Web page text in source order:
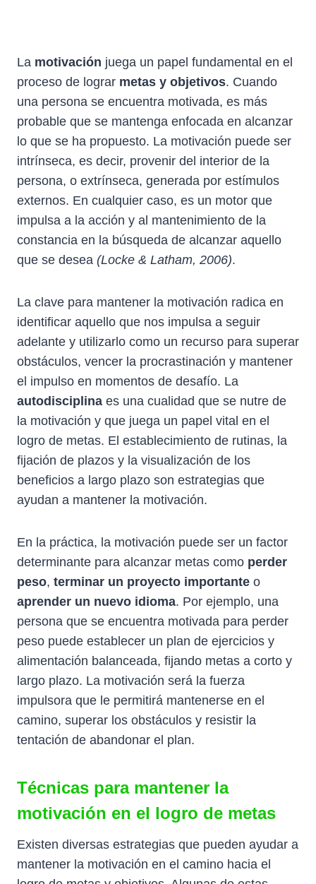
La motivación juega un papel fundamental en el
proceso de lograr metas y objetivos. Cuando
una persona se encuentra motivada, es más
probable que se mantenga enfocada en alcanzar
lo que se ha propuesto. La motivación puede ser
intrínseca, es decir, provenir del interior de la
persona, o extrínseca, generada por estímulos
externos. En cualquier caso, es un motor que
impulsa a la acción y al mantenimiento de la
constancia en la búsqueda de alcanzar aquello
que se desea (Locke & Latham, 2006).
La clave para mantener la motivación radica en
identificar aquello que nos impulsa a seguir
adelante y utilizarlo como un recurso para superar
obstáculos, vencer la procrastinación y mantener
el impulso en momentos de desafío. La
autodisciplina es una cualidad que se nutre de
la motivación y que juega un papel vital en el
logro de metas. El establecimiento de rutinas, la
fijación de plazos y la visualización de los
beneficios a largo plazo son estrategias que
ayudan a mantener la motivación.
En la práctica, la motivación puede ser un factor
determinante para alcanzar metas como perder
peso, terminar un proyecto importante o
aprender un nuevo idioma. Por ejemplo, una
persona que se encuentra motivada para perder
peso puede establecer un plan de ejercicios y
alimentación balanceada, fijando metas a corto y
largo plazo. La motivación será la fuerza
impulsora que le permitirá mantenerse en el
camino, superar los obstáculos y resistir la
tentación de abandonar el plan.
Técnicas para mantener la
motivación en el logro de metas
Existen diversas estrategias que pueden ayudar a
mantener la motivación en el camino hacia el